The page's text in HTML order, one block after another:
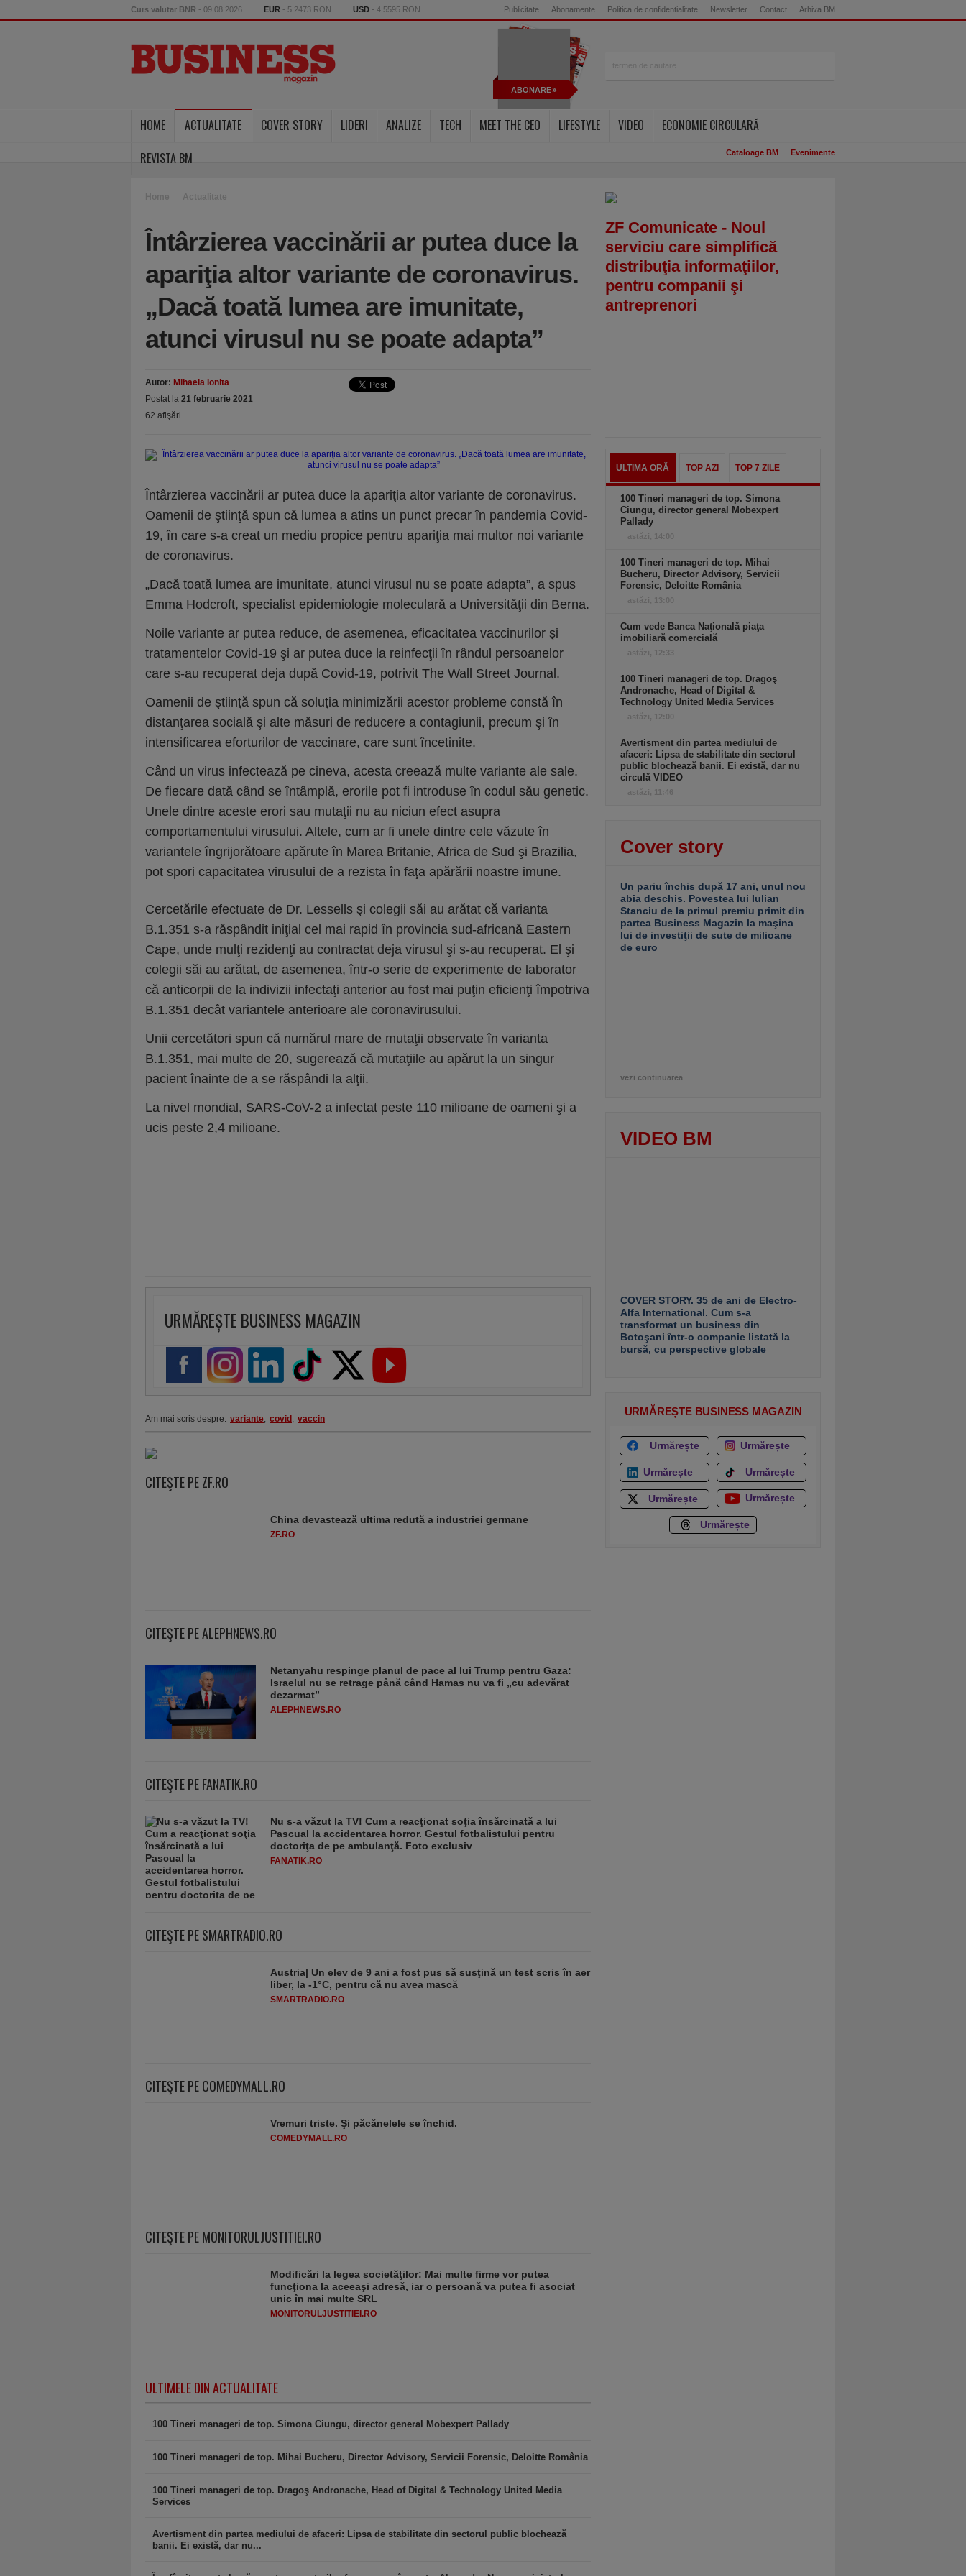
Curs valutar BNR - 09.08.2026 EUR - 5.2473 RON USD - 4.5595 RON Publicitate Abonamente Politica de confidentialitate Newsletter Contact Arhiva BM
ABONARE
HOME ACTUALITATE COVER STORY LIDERI ANALIZE TECH MEET THE CEO LIFESTYLE VIDEO
ECONOMIE CIRCULARĂ
REVISTA BM
Cataloage BM Evenimente
Home Actualitate
Întârzierea vaccinării ar putea duce la
apariţia altor variante de coronavirus.
„Dacă toată lumea are imunitate,
atunci virusul nu se poate adapta”
Autor: Mihaela Ionita
Postat la 21 februarie 2021
62 afişări
Întârzierea vaccinării ar putea duce la apariţia altor variante de coronavirus.
Oamenii de ştiinţă spun că lumea a atins un punct precar în pandemia Covid-
19, în care s-a creat un mediu propice pentru apariţia mai multor noi variante
de coronavirus.
„Dacă toată lumea are imunitate, atunci virusul nu se poate adapta”, a spus
Emma Hodcroft, specialist epidemiologie moleculară a Universităţii din Berna.
Noile variante ar putea reduce, de asemenea, eficacitatea vaccinurilor şi
tratamentelor Covid-19 şi ar putea duce la reinfecţii în rândul persoanelor
care s-au recuperat deja după Covid-19, potrivit The Wall Street Journal.
Oamenii de ştiinţă spun că soluţia minimizării acestor probleme constă în
distanţarea socială şi alte măsuri de reducere a contagiunii, precum şi în
intensificarea eforturilor de vaccinare, care sunt încetinite.
Când un virus infectează pe cineva, acesta creează multe variante ale sale.
De fiecare dată când se întâmplă, erorile pot fi introduse în codul său genetic.
Unele dintre aceste erori sau mutaţii nu au niciun efect asupra
comportamentului virusului. Altele, cum ar fi unele dintre cele văzute în
variantele îngrijorătoare apărute în Marea Britanie, Africa de Sud şi Brazilia,
pot spori capacitatea virusului de a rezista în faţa apărării noastre imune.
Cercetările efectuate de Dr. Lessells şi colegii săi au arătat că varianta
B.1.351 s-a răspândit iniţial cel mai rapid în provincia sud-africană Eastern
Cape, unde mulţi rezidenţi au contractat deja virusul şi s-au recuperat. El şi
colegii săi au arătat, de asemenea, într-o serie de experimente de laborator
că anticorpii de la indivizii infectaţi anterior au fost mai puţin eficienţi împotriva
B.1.351 decât variantele anterioare ale coronavirusului.
Unii cercetători spun că numărul mare de mutaţii observate în varianta
B.1.351, mai multe de 20, sugerează că mutaţiile au apărut la un singur
pacient înainte de a se răspândi la alţii.
La nivel mondial, SARS-CoV-2 a infectat peste 110 milioane de oameni şi a
ucis peste 2,4 milioane.
URMĂREȘTE BUSINESS MAGAZIN
Am mai scris despre: variante, covid , vaccin
CITEŞTE PE ZF.RO
China devastează ultima redută a industriei germane
ZF.RO
CITEŞTE PE ALEPHNEWS.RO
Netanyahu respinge planul de pace al lui Trump pentru Gaza:
Israelul nu se retrage până când Hamas nu va fi „cu adevărat
dezarmat”
ALEPHNEWS.RO
CITEŞTE PE FANATIK.RO
Nu s-a văzut la TV! Cum a reacţionat soţia însărcinată a lui
Pascual la accidentarea horror. Gestul fotbalistului pentru
doctoriţa de pe ambulanţă. Foto exclusiv
FANATIK.RO
CITEŞTE PE SMARTRADIO.RO
Austria| Un elev de 9 ani a fost pus să susţină un test scris în aer
liber, la -1°C, pentru că nu avea mască
SMARTRADIO.RO
CITEŞTE PE COMEDYMALL.RO
Vremuri triste. Şi păcănelele se închid.
COMEDYMALL.RO
CITEŞTE PE MONITORULJUSTITIEI.RO
Modificări la legea societăţilor: Mai multe firme vor putea
funcţiona la aceeaşi adresă, iar o persoană va putea fi asociat
unic în mai multe SRL
MONITORULJUSTITIEI.RO
ULTIMELE DIN ACTUALITATE
100 Tineri manageri de top. Simona Ciungu, director general Mobexpert Pallady
100 Tineri manageri de top. Mihai Bucheru, Director Advisory, Servicii Forensic, Deloitte România
100 Tineri manageri de top. Dragoş Andronache, Head of Digital & Technology United Media
Services
Avertisment din partea mediului de afaceri: Lipsa de stabilitate din sectorul public blochează
banii. Ei există, dar nu...
ZF Comunicate - Noul
serviciu care simplifică
distribuţia informaţiilor,
pentru companii şi
antreprenori
ULTIMA ORĂ TOP AZI TOP 7 ZILE
100 Tineri manageri de top. Simona
Ciungu, director general Mobexpert
Pallady
astăzi, 14:00
100 Tineri manageri de top. Mihai
Bucheru, Director Advisory, Servicii
Forensic, Deloitte România
astăzi, 13:00
Cum vede Banca Naţională piaţa
imobiliară comercială
astăzi, 12:33
100 Tineri manageri de top. Dragoş
Andronache, Head of Digital &
Technology United Media Services
astăzi, 12:00
Avertisment din partea mediului de
afaceri: Lipsa de stabilitate din sectorul
public blochează banii. Ei există, dar nu
circulă VIDEO
astăzi, 11:46
Cover story
Un pariu închis după 17 ani, unul nou
abia deschis. Povestea lui Iulian
Stanciu de la primul premiu primit din
partea Business Magazin la maşina
lui de investiţii de sute de milioane
de euro
vezi continuarea
VIDEO BM
COVER STORY. 35 de ani de Electro-
Alfa International. Cum s-a
transformat un business din
Botoşani într-o companie listată la
bursă, cu perspective globale
URMĂREȘTE BUSINESS MAGAZIN
Urmărește Urmărește
Urmărește Urmărește
Urmărește Urmărește
Urmărește